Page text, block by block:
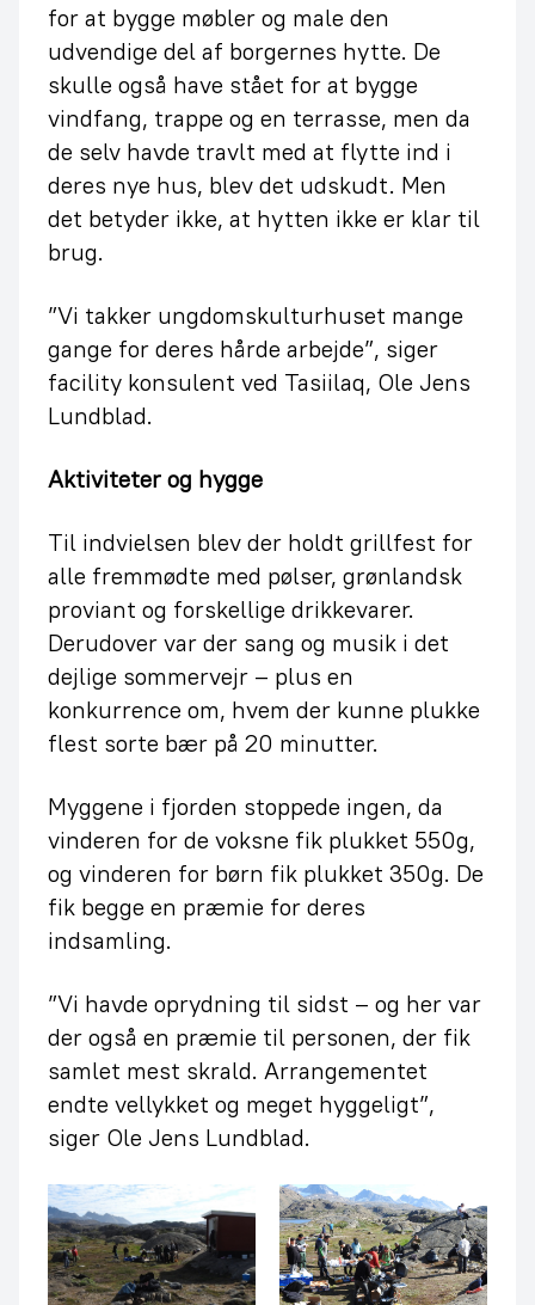
for at bygge møbler og male den
udvendige del af borgernes hytte. De
skulle også have stået for at bygge
vindfang, trappe og en terrasse, men da
de selv havde travlt med at flytte ind i
deres nye hus, blev det udskudt. Men
det betyder ikke, at hytten ikke er klar til
brug.
”Vi takker ungdomskulturhuset mange
gange for deres hårde arbejde”, siger
facility konsulent ved Tasiilaq, Ole Jens
Lundblad.
Aktiviteter og hygge
Til indvielsen blev der holdt grillfest for
alle fremmødte med pølser, grønlandsk
proviant og forskellige drikkevarer.
Derudover var der sang og musik i det
dejlige sommervejr – plus en
konkurrence om, hvem der kunne plukke
flest sorte bær på 20 minutter.
Myggene i fjorden stoppede ingen, da
vinderen for de voksne fik plukket 550g,
og vinderen for børn fik plukket 350g. De
fik begge en præmie for deres
indsamling.
”Vi havde oprydning til sidst – og her var
der også en præmie til personen, der fik
samlet mest skrald. Arrangementet
endte vellykket og meget hyggeligt”,
siger Ole Jens Lundblad.